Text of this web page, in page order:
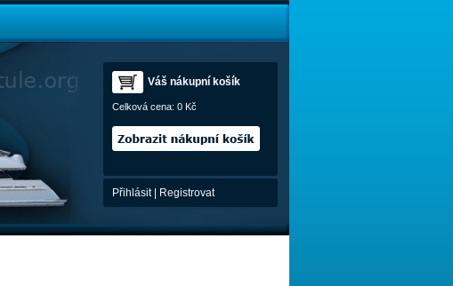
Váš nákupní košík
Celková cena: 0 Kč
Přihlásit| Registrovat